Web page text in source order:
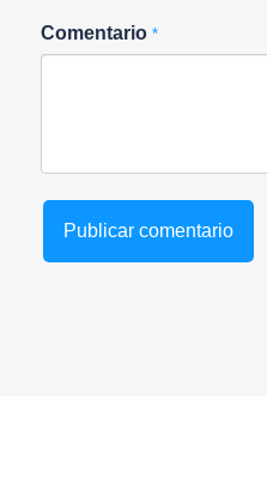
Comentario *